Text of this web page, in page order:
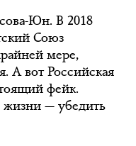
Юн. В 2018
Союз
мере,
А вот Российская
фейк.
жизни — убедить